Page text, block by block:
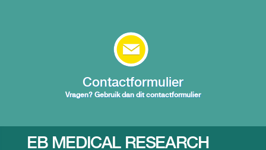
Contactformulier
Vragen? Gebruik dan dit contactformulier
EB MEDICAL RESEARCH